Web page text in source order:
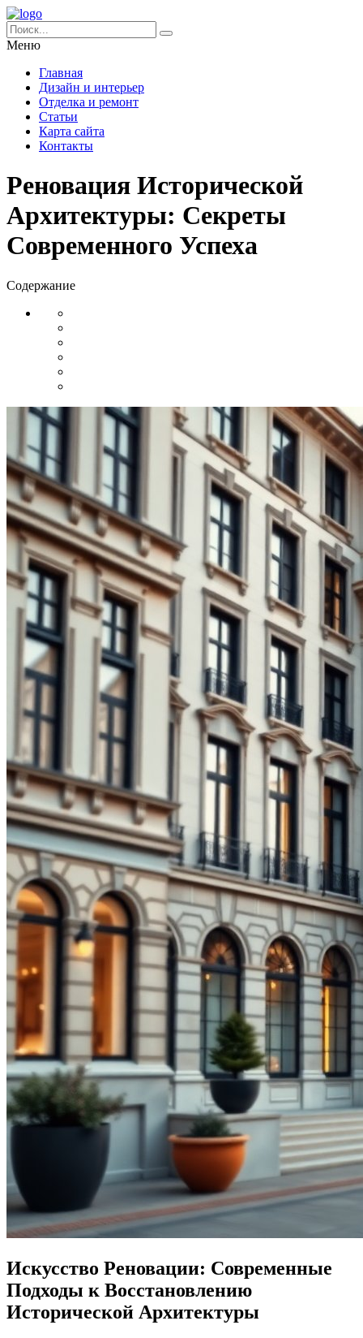
Меню
Главная
Дизайн и интерьер
Отделка и ремонт
Статьи
Карта сайта
Контакты
Реновация Исторической
Архитектуры: Секреты
Современного Успеха
Содержание
Искусство Реновации: Современные
Подходы к Восстановлению
Исторической Архитектуры